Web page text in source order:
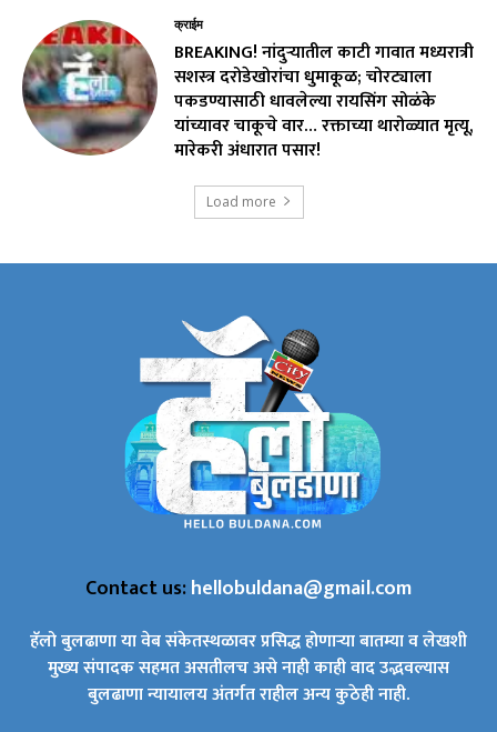
क्राईम
BREAKING! नांदुऱ्यातील काटी गावात मध्यरात्री
सशस्त्र दरोडेखोरांचा धुमाकूळ; चोरट्याला
पकडण्यासाठी धावलेल्या रायसिंग सोळंके
यांच्यावर चाकूचे वार… रक्ताच्या थारोळ्यात मृत्यू,
मारेकरी अंधारात पसार!
Load more
Contact us:hellobuldana@gmail.com
हॅलो बुलढाणा या वेब संकेतस्थळावर प्रसिद्ध होणाऱ्या बातम्या व लेखशी
मुख्य संपादक सहमत असतीलच असे नाही काही वाद उद्भवल्यास
बुलढाणा न्यायालय अंतर्गत राहील अन्य कुठेही नाही.